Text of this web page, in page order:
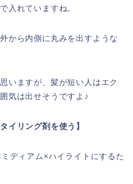
入れていますね。
から内側に丸みを出すような
いますが、髪が短い人はエク
気は出せそうですよ♪
イリング剤を使う】
ディアム×ハイライトにするた